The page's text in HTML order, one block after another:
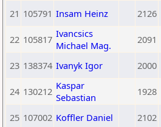
21 105791 Insam Heinz 2126
22 105817 Ivancsics
Michael Mag.
2091
23 138374 Ivanyk Igor 2000
24 130212 Kaspar
Sebastian
1928
25 107002 Koffler Daniel 2102